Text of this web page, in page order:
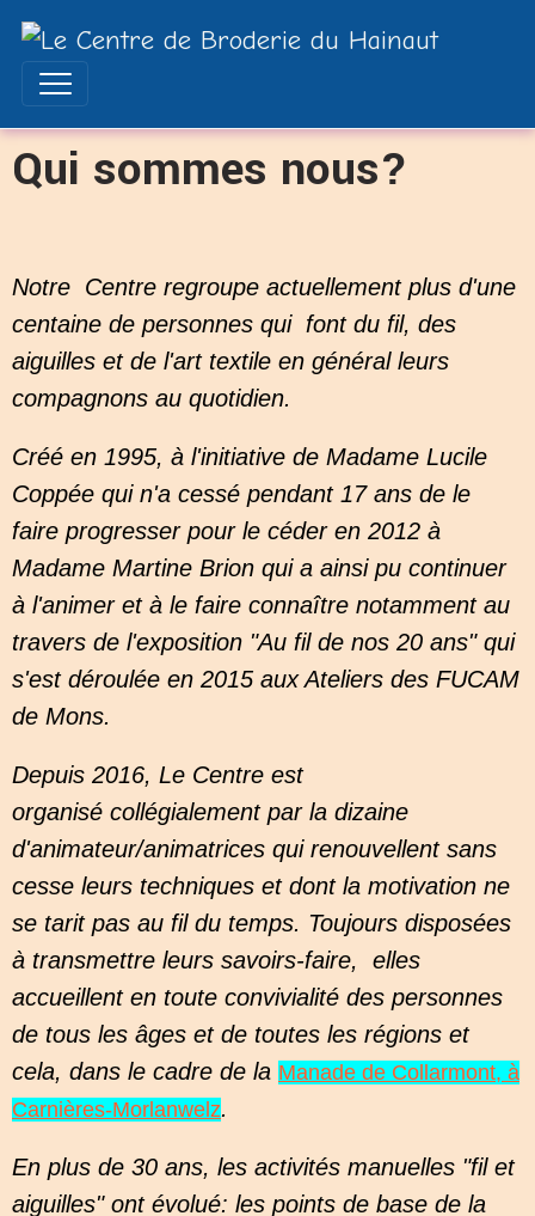
Qui sommes nous?
Notre Centre regroupe actuellement plus d'une
centaine de personnes qui font du fil, des
aiguilles et de l'art textile en général leurs
compagnons au quotidien.
Créé en 1995, à l'initiative de Madame Lucile
Coppée qui n'a cessé pendant 17 ans de le
faire progresser pour le céder en 2012 à
Madame Martine Brion qui a ainsi pu continuer
à l'animer et à le faire connaître notamment au
travers de l'exposition "Au fil de nos 20 ans" qui
s'est déroulée en 2015 aux Ateliers des FUCAM
de Mons.
Depuis 2016, Le Centre est
organisé collégialement par la dizaine
d'animateur/animatrices qui renouvellent sans
cesse leurs techniques et dont la motivation ne
se tarit pas au fil du temps. Toujours disposées
à transmettre leurs savoirs-faire, elles
accueillent en toute convivialité des personnes
de tous les âges et de toutes les régions et
cela, dans le cadre de la Manade de Collarmont, à
Carnières-Morlanwelz.
En plus de 30 ans, les activités manuelles "fil et
aiguilles" ont évolué: les points de base de la